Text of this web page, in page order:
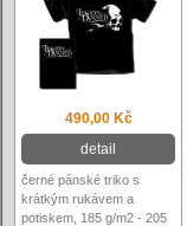
490,00 Kč
detail
černé pánské triko s
krátkým rukávem a
potiskem, 185 g/m2 - 205